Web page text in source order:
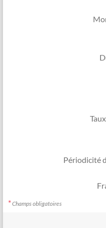
Périodicité
*Champs obligatoires